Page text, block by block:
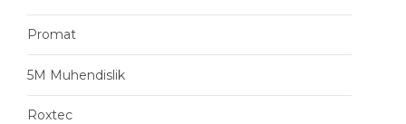
Promat
5M Muhendislik
Roxtec